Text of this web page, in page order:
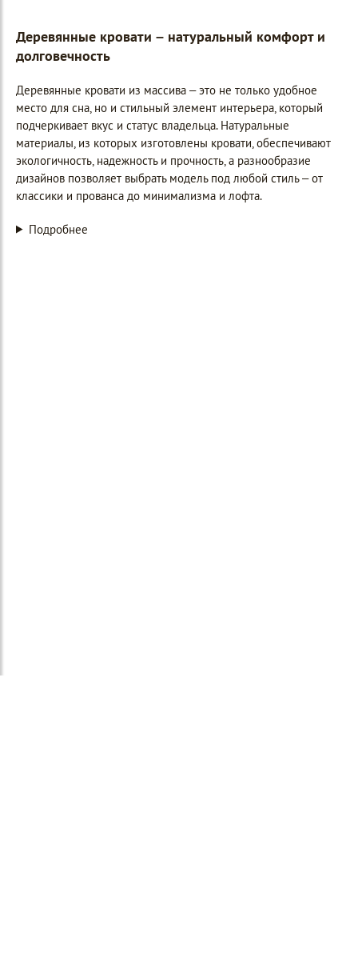
Деревянные кровати – натуральный комфорт и
долговечность
Деревянные кровати из массива – это не только удобное
место для сна, но и стильный элемент интерьера, который
подчеркивает вкус и статус владельца. Натуральные
материалы, из которых изготовлены кровати, обеспечивают
экологичность, надежность и прочность, а разнообразие
дизайнов позволяет выбрать модель под любой стиль – от
классики и прованса до минимализма и лофта.
Подробнее